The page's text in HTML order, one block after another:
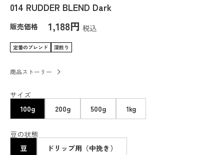
014 RUDDER BLEND Dark
販売価格 1,188円 税込
定番のブレンド 深煎り
商品ストーリー
サイズ
100g
200g 500g 1kg
豆の状態
豆
ドリップ用（中挽き）